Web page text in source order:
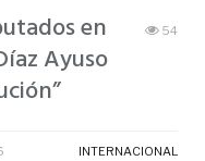
en
Ayuso
54
INTERNACIONAL